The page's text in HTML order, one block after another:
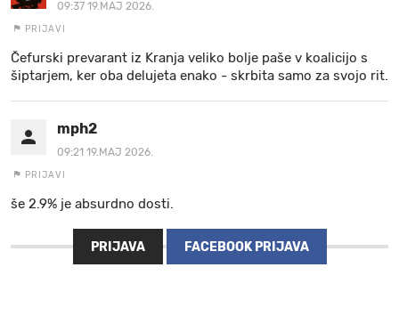
09:37 19.MAJ 2026.
PRIJAVI
Čefurski prevarant iz Kranja veliko bolje paše v koalicijo s
šiptarjem, ker oba delujeta enako - skrbita samo za svojo rit.
mph2
09:21 19.MAJ 2026.
PRIJAVI
še 2.9% je absurdno dosti.
PRIJAVA FACEBOOK PRIJAVA